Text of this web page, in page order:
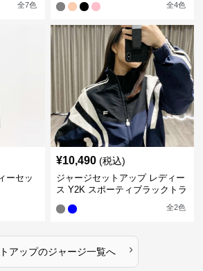
全7色 全4色
ーセッ
¥10,490 (税込)
ジャージセットアップ レディー
ス Y2K スポーティブラックトラ
全2色
アップのジャージ一覧へ ›